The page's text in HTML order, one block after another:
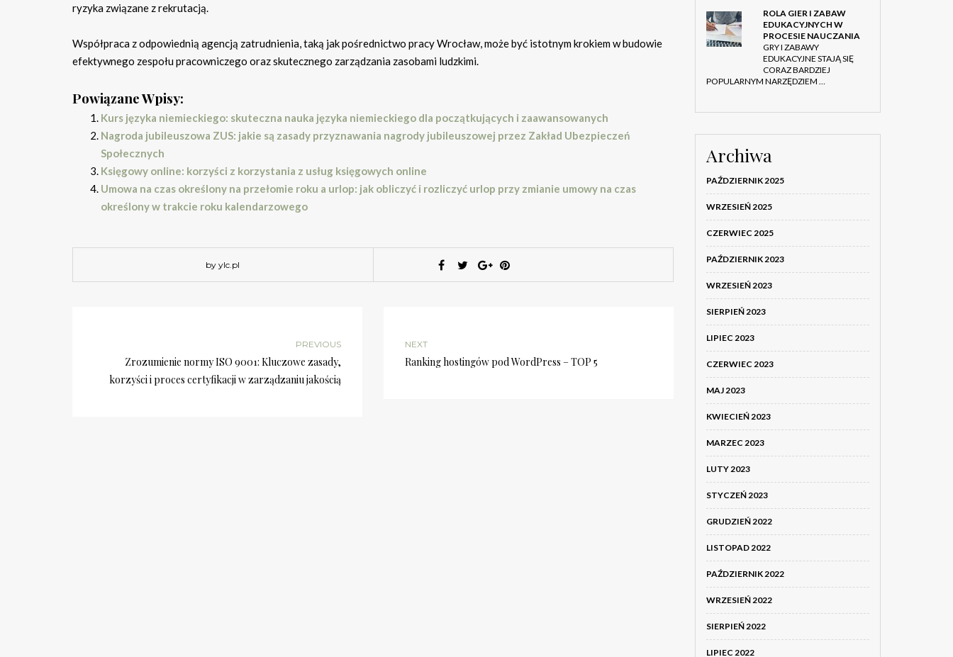
ryzyka związane z rekrutacją.
Współpraca z odpowiednią agencją zatrudnienia, taką jak pośrednictwo pracy Wrocław, może być istotnym krokiem w budowie
efektywnego zespołu pracowniczego oraz skutecznego zarządzania zasobami ludzkimi.
Powiązane Wpisy:
Kurs języka niemieckiego: skuteczna nauka języka niemieckiego dla początkujących i zaawansowanych
Nagroda jubileuszowa ZUS: jakie są zasady przyznawania nagrody jubileuszowej przez Zakład Ubezpieczeń
Społecznych
Księgowy online: korzyści z korzystania z usług księgowych online
Umowa na czas określony na przełomie roku a urlop: jak obliczyć i rozliczyć urlop przy zmianie umowy na czas
określony w trakcie roku kalendarzowego
by ylc.pl
PREVIOUS
Zrozumienie normy ISO 9001: Kluczowe zasady,
korzyści i proces certyfikacji w zarządzaniu jakością
NEXT
Ranking hostingów pod WordPress – TOP 5
ROLA GIER I ZABAW
EDUKACYJNYCH W
PROCESIE NAUCZANIA
GRY I ZABAWY
EDUKACYJNE STAJĄ SIĘ
CORAZ BARDZIEJ
POPULARNYM NARZĘDZIEM …
Archiwa
PAŹDZIERNIK 2025
WRZESIEŃ 2025
CZERWIEC 2025
PAŹDZIERNIK 2023
WRZESIEŃ 2023
SIERPIEŃ 2023
LIPIEC 2023
CZERWIEC 2023
MAJ 2023
KWIECIEŃ 2023
MARZEC 2023
LUTY 2023
STYCZEŃ 2023
GRUDZIEŃ 2022
LISTOPAD 2022
PAŹDZIERNIK 2022
WRZESIEŃ 2022
SIERPIEŃ 2022
LIPIEC 2022